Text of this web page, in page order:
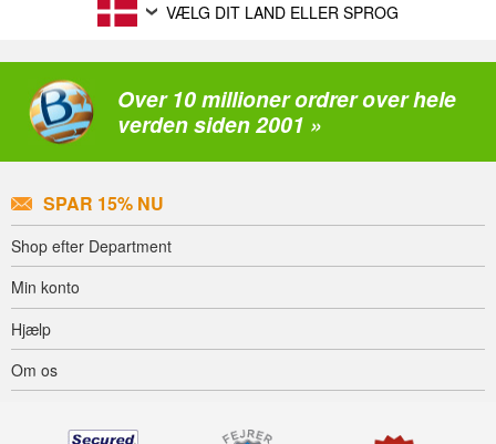
VÆLG DIT LAND ELLER SPROG
Over 10 millioner ordrer over hele
verden siden 2001 »
SPAR 15% NU
Shop efter Department
Min konto
Hjælp
Om os